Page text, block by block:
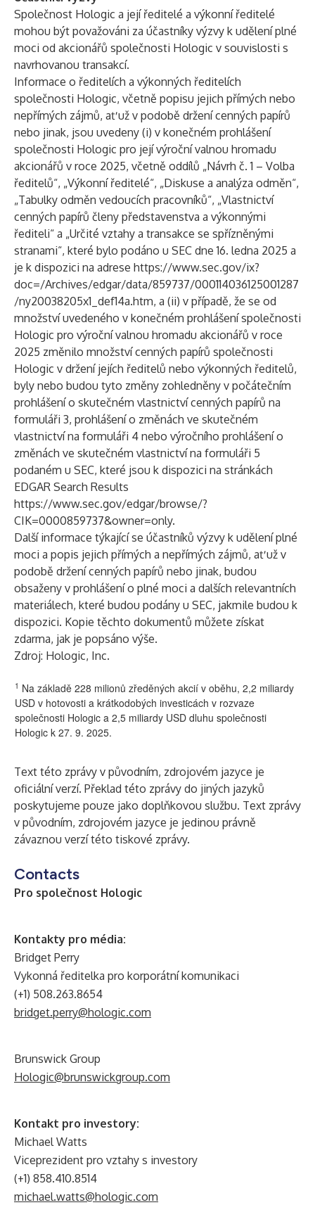
Společnost Hologic a její ředitelé a výkonní ředitelé
mohou být považováni za účastníky výzvy k udělení plné
moci od akcionářů společnosti Hologic v souvislosti s
navrhovanou transakcí.
Informace o ředitelích a výkonných ředitelích
společnosti Hologic, včetně popisu jejich přímých nebo
nepřímých zájmů, ať už v podobě držení cenných papírů
nebo jinak, jsou uvedeny (i) v konečném prohlášení
společnosti Hologic pro její výroční valnou hromadu
akcionářů v roce 2025, včetně oddílů „Návrh č. 1 – Volba
ředitelů“, „Výkonní ředitelé“, „Diskuse a analýza odměn“,
„Tabulky odměn vedoucích pracovníků“, „Vlastnictví
cenných papírů členy představenstva a výkonnými
řediteli“ a „Určité vztahy a transakce se spřízněnými
stranami“, které bylo podáno u SEC dne 16. ledna 2025 a
je k dispozici na adrese https://www.sec.gov/ix?
doc=/Archives/edgar/data/859737/000114036125001287
/ny20038205x1_def14a.htm, a (ii) v případě, že se od
množství uvedeného v konečném prohlášení společnosti
Hologic pro výroční valnou hromadu akcionářů v roce
2025 změnilo množství cenných papírů společnosti
Hologic v držení jejích ředitelů nebo výkonných ředitelů,
byly nebo budou tyto změny zohledněny v počátečním
prohlášení o skutečném vlastnictví cenných papírů na
formuláři 3, prohlášení o změnách ve skutečném
vlastnictví na formuláři 4 nebo výročního prohlášení o
změnách ve skutečném vlastnictví na formuláři 5
podaném u SEC, které jsou k dispozici na stránkách
EDGAR Search Results
https://www.sec.gov/edgar/browse/?
CIK=0000859737&owner=only.
Další informace týkající se účastníků výzvy k udělení plné
moci a popis jejich přímých a nepřímých zájmů, ať už v
podobě držení cenných papírů nebo jinak, budou
obsaženy v prohlášení o plné moci a dalších relevantních
materiálech, které budou podány u SEC, jakmile budou k
dispozici. Kopie těchto dokumentů můžete získat
zdarma, jak je popsáno výše.
Zdroj: Hologic, Inc.
1 Na základě 228 milionů zředěných akcií v oběhu, 2,2 miliardy
USD v hotovosti a krátkodobých investicách v rozvaze
společnosti Hologic a 2,5 miliardy USD dluhu společnosti
Hologic k 27. 9. 2025.
Text této zprávy v původním, zdrojovém jazyce je
oficiální verzí. Překlad této zprávy do jiných jazyků
poskytujeme pouze jako doplňkovou službu. Text zprávy
v původním, zdrojovém jazyce je jedinou právně
závaznou verzí této tiskové zprávy.
Contacts
Pro společnost Hologic
Kontakty pro média:
Bridget Perry
Vykonná ředitelka pro korporátní komunikaci
(+1) 508.263.8654
bridget.perry@hologic.com
Brunswick Group
Hologic@brunswickgroup.com
Kontakt pro investory:
Michael Watts
Viceprezident pro vztahy s investory
(+1) 858.410.8514
michael.watts@hologic.com